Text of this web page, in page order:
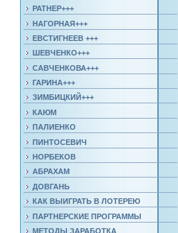
РАТНЕР+++
НАГОРНАЯ+++
ЕВСТИГНЕЕВ +++
ШЕВЧЕНКО+++
САВЧЕНКОВА+++
ГАРИНА+++
ЗИМБИЦКИЙ+++
КАЮМ
ПАЛИЕНКО
ПИНТОСЕВИЧ
НОРБЕКОВ
АБРАХАМ
ДОВГАНЬ
КАК ВЫИГРАТЬ В ЛОТЕРЕЮ
ПАРТНЕРСКИЕ ПРОГРАММЫ
МЕТОДЫ ЗАРАБОТКА